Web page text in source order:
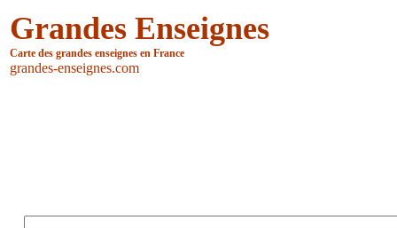
Grandes Enseignes
Carte des grandes enseignes en France
grandes-enseignes.com